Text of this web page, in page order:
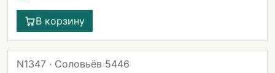
В корзину
N1347 · Соловьёв 5446